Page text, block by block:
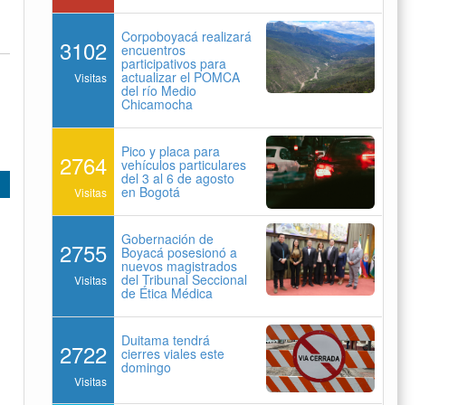
3102
Visitas
Corpoboyacá realizará
encuentros
participativos para
actualizar el POMCA
del río Medio
Chicamocha
2764
Visitas
Pico y placa para
vehículos particulares
del 3 al 6 de agosto
en Bogotá
2755
Visitas
Gobernación de
Boyacá posesionó a
nuevos magistrados
del Tribunal Seccional
de Ética Médica
2722
Visitas
Duitama tendrá
cierres viales este
domingo